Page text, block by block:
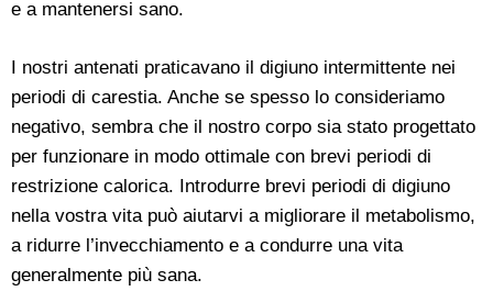
e a mantenersi sano.
I nostri antenati praticavano il digiuno intermittente nei
periodi di carestia. Anche se spesso lo consideriamo
negativo, sembra che il nostro corpo sia stato progettato
per funzionare in modo ottimale con brevi periodi di
restrizione calorica. Introdurre brevi periodi di digiuno
nella vostra vita può aiutarvi a migliorare il metabolismo,
a ridurre l’invecchiamento e a condurre una vita
generalmente più sana.